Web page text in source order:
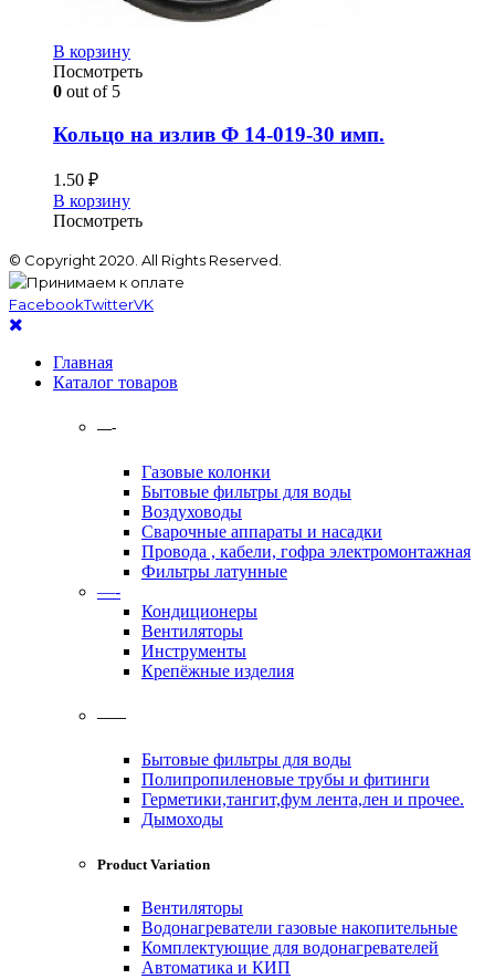
В корзину
Посмотреть
0 out of 5
Кольцо на излив Ф 14-019-30 имп.
1.50 ₽
В корзину
Посмотреть
© Copyright 2020. All Rights Reserved.
FacebookTwitterVK
Главная
Каталог товаров
—-
Газовые колонки
Бытовые фильтры для воды
Воздуховоды
Сварочные аппараты и насадки
Провода , кабели, гофра электромонтажная
Фильтры латунные
—-
Кондиционеры
Вентиляторы
Инструменты
Крепёжные изделия
——
Бытовые фильтры для воды
Полипропиленовые трубы и фитинги
Герметики,тангит,фум лента,лен и прочее.
Дымоходы
Product Variation
Вентиляторы
Водонагреватели газовые накопительные
Комплектующие для водонагревателей
Автоматика и КИП